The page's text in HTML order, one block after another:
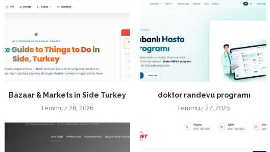
Bazaar & Markets in Side Turkey
Temmuz 28, 2026
doktor randevu programı
Temmuz 27, 2026